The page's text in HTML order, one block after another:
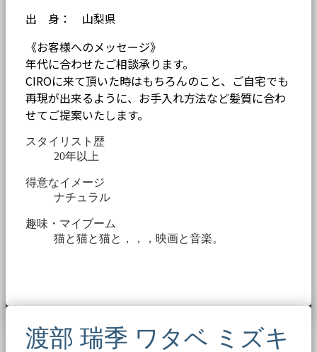
出 身： 山梨県
《お客様へのメッセージ》
年代に合わせたご相談承ります。
CIROに来て頂いた時はもちろんのこと、ご自宅でも
再現が出来るように、お手入れ方法など髪質に合わ
せてご提案いたします。
スタイリスト歴
20年以上
得意なイメージ
ナチュラル
趣味・マイブーム
猫と猫と猫と，，，映画と音楽。
渡部 瑞季 ワタベ ミズキ